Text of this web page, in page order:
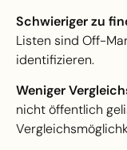
Schwieriger zu
Listen sind Off-
identifizieren.
Weniger
nicht öffentlich